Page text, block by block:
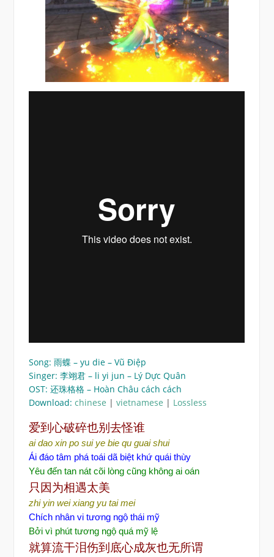
Song: 雨蝶 – yu die – Vũ Điệp
Singer: 李翊君 – li yi jun – Lý Dực Quân
OST: 还珠格格 – Hoàn Châu cách cách
Download: chinese | vietnamese | Lossless
爱到心破碎也别去怪谁
ai dao xin po sui ye bie qu guai shui
Ái đáo tâm phá toái dã biệt khứ quái thùy
Yêu đến tan nát cõi lòng cũng không ai oán
只因为相遇太美
zhi yin wei xiang yu tai mei
Chích nhân vi tương ngộ thái mỹ
Bởi vì phút tương ngộ quá mỹ lệ
就算流干泪伤到底心成灰也无所谓